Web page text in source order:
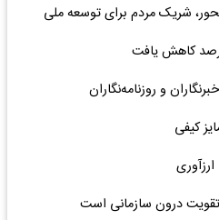
شریک مردم برای توسعه ملی
و روزنامه‌نگاران
کیفی
تقویت درون سازمانی است